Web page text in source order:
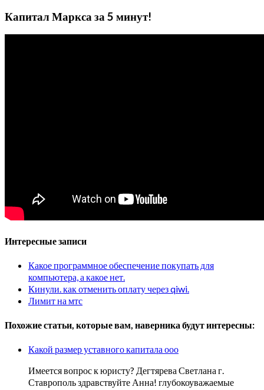
Капитал Маркса за 5 минут!
Интересные записи
Какое программное обеспечение покупать для
компьютера, а какое нет.
Кинули. как отменить оплату через qiwi.
Лимит на мтс
Похожие статьи, которые вам, наверника будут интересны:
Какой размер уставного капитала ооо
Имеется вопрос к юристу? Дегтярева Светлана г.
Ставрополь здравствуйте Анна! глубокоуважаемые